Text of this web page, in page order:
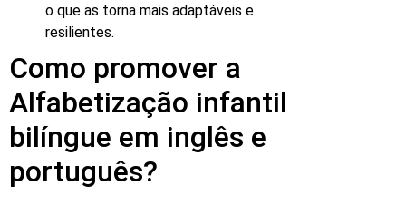
o que as torna mais adaptáveis e
resilientes.
Como promover a
Alfabetização infantil
bilíngue em inglês e
português?